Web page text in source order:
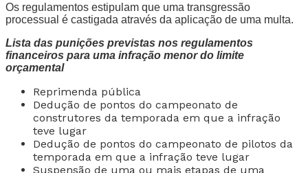
Os regulamentos estipulam que uma transgressão
processual é castigada através da aplicação de uma multa.
Lista das punições previstas nos regulamentos
financeiros para uma infração menor do limite
orçamental
Reprimenda pública
Dedução de pontos do campeonato de
construtores da temporada em que a infração
teve lugar
Dedução de pontos do campeonato de pilotos da
temporada em que a infração teve lugar
Suspensão de uma ou mais etapas de uma